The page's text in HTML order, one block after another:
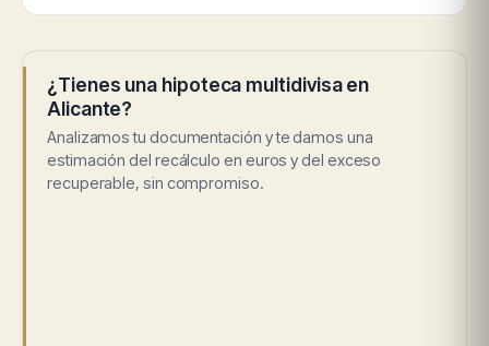
¿Tienes una hipoteca multidivisa en
Alicante?
Analizamos tu documentación y te damos una
estimación del recálculo en euros y del exceso
recuperable, sin compromiso.